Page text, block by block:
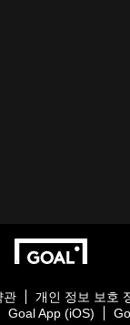
관 개인 정보 보호
Goal App (iOS)